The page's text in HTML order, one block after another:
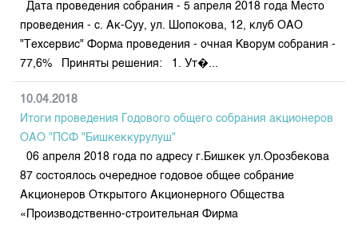
Дата проведения собрания - 5 апреля 2018 года Место
проведения - с. Ак-Суу, ул. Шопокова, 12, клуб ОАО
"Техсервис" Форма проведения - очная Кворум собрания -
77,6% Приняты решения: 1. Ут�...
10.04.2018
Итоги проведения Годового общего собрания акционеров
ОАО "ПСФ "Бишкеккурулуш"
06 апреля 2018 года по адресу г.Бишкек ул.Орозбекова
87 состоялось очередное годовое общее собрание
Акционеров Открытого Акционерного Общества
«Производственно-строительная Фирма